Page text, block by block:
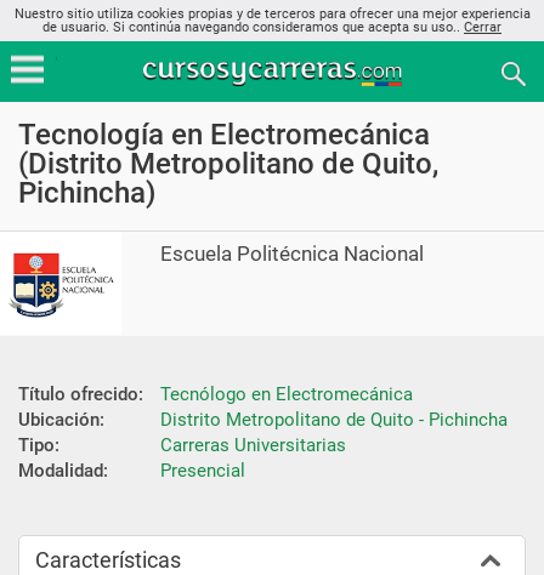
Nuestro sitio utiliza cookies propias y de terceros para ofrecer una mejor experiencia
de usuario. Si continúa navegando consideramos que acepta su uso.. Cerrar
Tecnología en Electromecánica
(Distrito Metropolitano de Quito,
Pichincha)
Escuela Politécnica Nacional
Título ofrecido:
Tecnólogo en Electromecánica
Ubicación:
Distrito Metropolitano de Quito - Pichincha
Tipo:
Carreras Universitarias
Modalidad:
Presencial
Características